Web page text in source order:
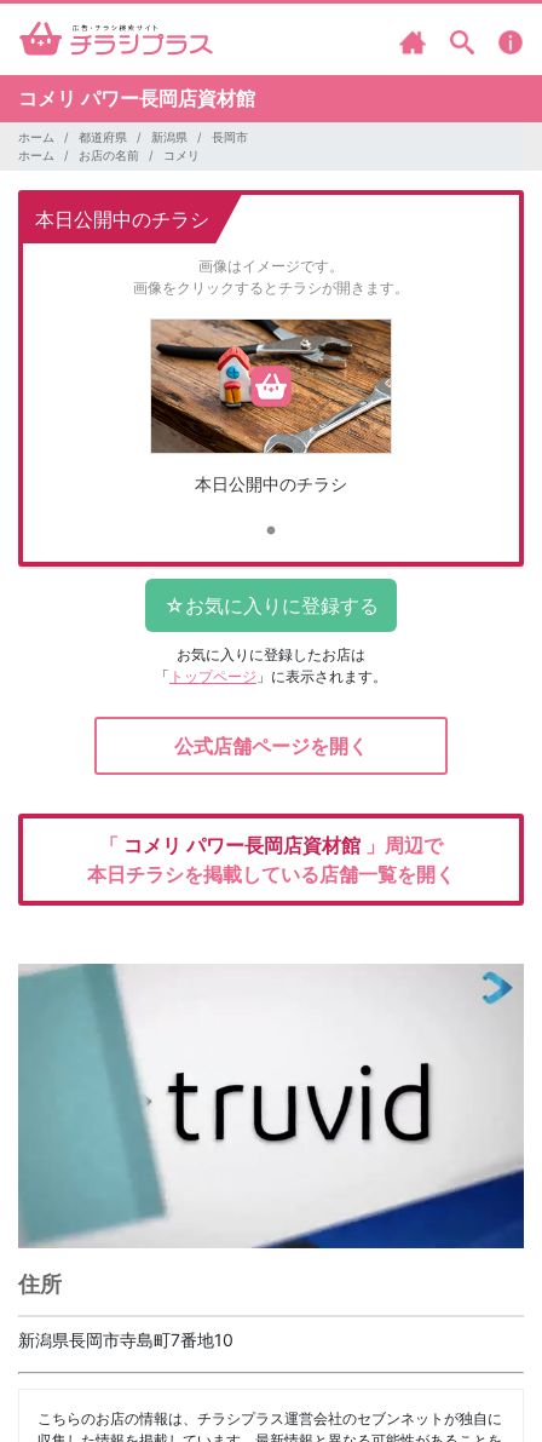
コメリ パワー長岡店資材館
ホーム 都道府県 新潟県
長岡市
ホーム
お店の名前 コメリ
本日公開中のチラシ
画像はイメージです。
画像をクリックするとチラシが開きます。
本日公開中のチラシ
お気に入りに登録したお店は
「 トップページ 」に表示されます。
公式店舗ページを開く
「 コメリパワー長岡店資材館 」周辺で
本日チラシを掲載している店舗一覧を開く
住所
新潟県長岡市寺島町7番地10
こちらのお店の情報は、チラシプラス運営会社のセブンネットが独自に